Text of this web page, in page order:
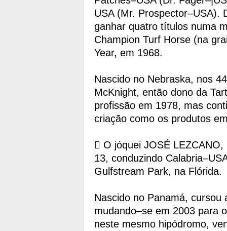
USA (Mr. Prospector–USA).
ganhar quatro títulos numa
Champion Turf Horse (na
Year, em 1968.
Nascido no Nebraska, nos
McKnight, então dono da
profissão em 1978, mas
criação como os produtos
 O jóquei JOSÉ
13, conduzindo
Gulfstream Park, na Flórida.
Nascido no Panamá,
mudando–se em 2003 para
neste mesmo hipódromo,